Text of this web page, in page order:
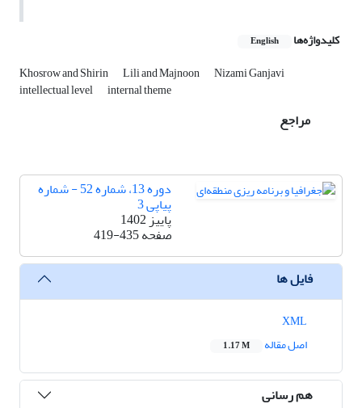
کلیدواژه‌ها English
Khosrow and Shirin Lili and Majnoon Nizami Ganjavi
intellectual level internal theme
مراجع
دوره 13، شماره 52 - شماره
پیاپی 3
پاییز 1402
صفحه419-435
فایل ها
اصل مقاله
1.17 M
هم رسانی